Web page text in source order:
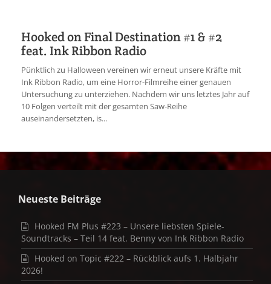
Hooked on Final Destination #1 & #2
feat. Ink Ribbon Radio
Pünktlich zu Halloween vereinen wir erneut unsere Kräfte mit
Ink Ribbon Radio, um eine Horror-Filmreihe einer genauen
Untersuchung zu unterziehen. Nachdem wir uns letztes Jahr auf
10 Folgen verteilt mit der gesamten Saw-Reihe
auseinandersetzten, is...
Neueste Beiträge
Hooked FM Plus #223 – Unsere liebsten Spiele-
Soundtracks – Teil 14 feat. Benny von Ink Ribbon Radio
Hooked on Topic #222 – Rückblick aufs 1. Halbjahr
2026!